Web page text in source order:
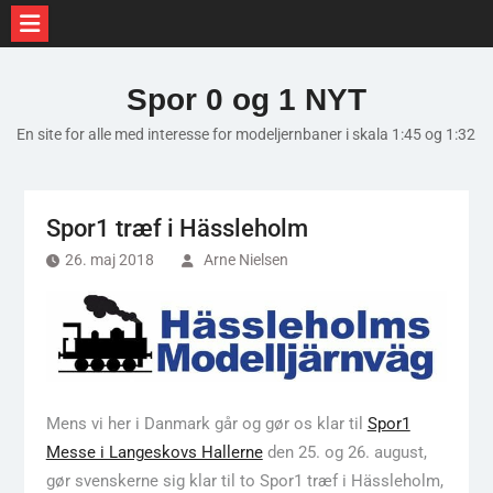
Spor 0 og 1 NYT
En site for alle med interesse for modeljernbaner i skala 1:45 og 1:32
Spor1 træf i Hässleholm
26. maj 2018 Arne Nielsen
Mens vi her i Danmark går og gør os klar til Spor1
Messe i Langeskovs Hallerneden 25. og 26. august,
gør svenskerne sig klar til to Spor1 træf i Hässleholm,